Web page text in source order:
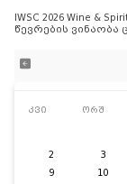
IWSC 2026 Wine &
წევრების ვინაობა
კვი ორშ
2
3
9
10